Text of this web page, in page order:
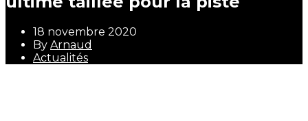
18 novembre 2020
By Arnaud
Actualités